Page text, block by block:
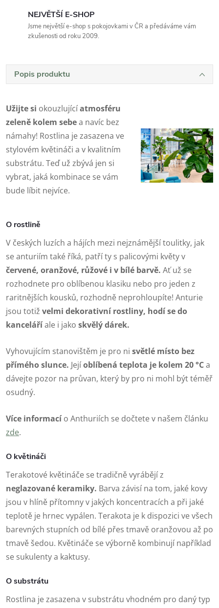
NEJVĚTŠÍ E-SHOP
Jsme největší e-shop s pokojovkami v ČR a předáváme vám
zkušenosti od roku 2009.
Popis produktu
Užijte si okouzlujícíatmosféru
zeleně kolem sebea navíc bez
námahy! Rostlina je zasazena ve
stylovém květináči a v kvalitním
substrátu. Teď už zbývá jen si
vybrat, jaká kombinace se vám
bude líbit nejvíce.
O rostlině
V českých luzích a hájích mezi nejznámější toulitky, jak
se anturiím také říká, patří ty s palicovými květy v
červené, oranžové, růžové i v bílé barvě. Ať už se
rozhodnete pro oblíbenou klasiku nebo pro jeden z
raritnějších kousků, rozhodně neprohloupíte! Anturie
jsou totiž velmi dekorativní rostliny, hodí se do
kanceláříale i jako skvělý dárek.
Vyhovujícím stanovištěm je pro ni světlé místo bez
přímého slunce. Jejíoblíbená teplota je kolem 20 °Ca
dávejte pozor na průvan, který by pro ni mohl být téměř
osudný.
Více informacío Anthuriích se dočtete v našem článku
zde.
O květináči
Terakotové květináče se tradičně vyrábějí z
neglazované keramiky. Barva závisí na tom, jaké kovy
jsou v hlíně přítomny v jakých koncentracích a při jaké
teplotě je hrnec vypálen. Terakota je k dispozici ve všech
barevných stupních od bílé přes tmavě oranžovou až po
tmavě šedou. Květináče se výborně kombinují například
se sukulenty a kaktusy.
O substrátu
Rostlina je zasazena v substrátu vhodném pro daný typ